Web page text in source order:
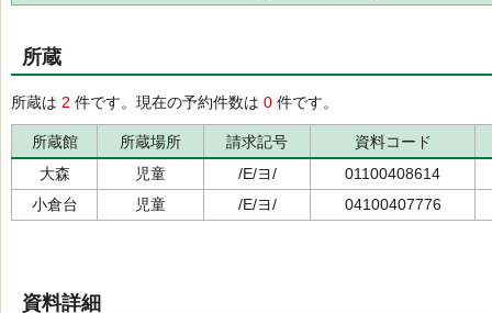
所蔵
所蔵は 2 件です。現在の予約件数は 0 件です。
所蔵館 所蔵場所 請求記号
資料コード
大森
児童 /E/ヨ/
01100408614
小倉台
児童 /E/ヨ/ 04100407776
資料詳細